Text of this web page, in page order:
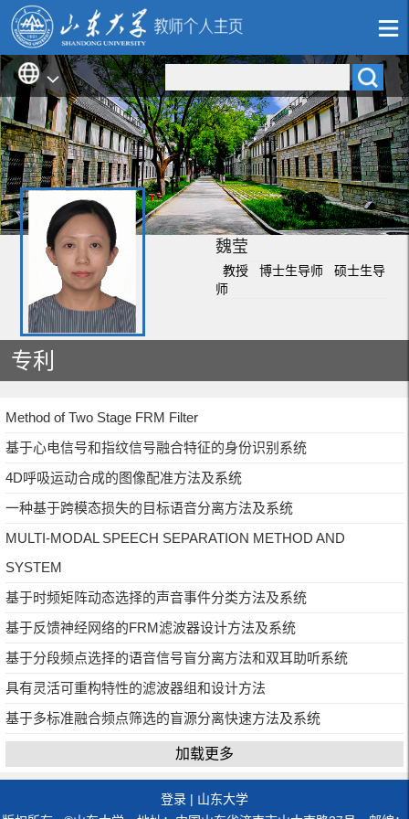
魏莹
教授 博士生导师 硕士生导
师
专利
Method of Two Stage FRM Filter
基于心电信号和指纹信号融合特征的身份识别系统
4D呼吸运动合成的图像配准方法及系统
一种基于跨模态损失的目标语音分离方法及系统
MULTI-MODAL SPEECH SEPARATION METHOD AND
SYSTEM
基于时频矩阵动态选择的声音事件分类方法及系统
基于反馈神经网络的FRM滤波器设计方法及系统
基于分段频点选择的语音信号盲分离方法和双耳助听系统
具有灵活可重构特性的滤波器组和设计方法
基于多标准融合频点筛选的盲源分离快速方法及系统
加载更多
登录 | 山东大学